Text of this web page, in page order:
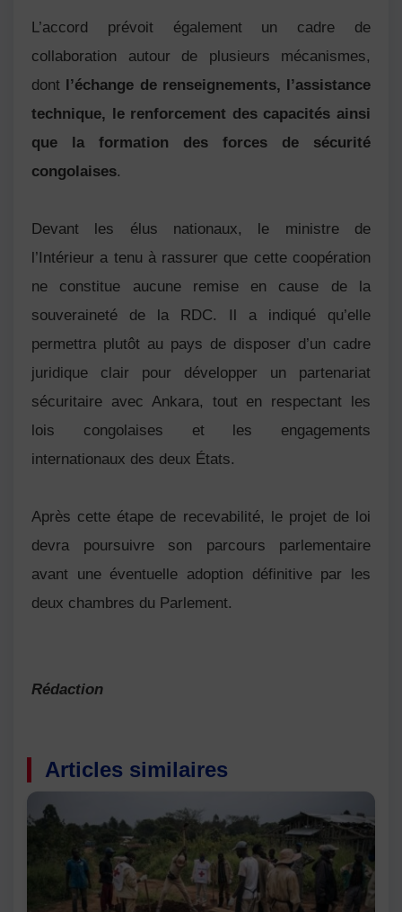
L’accord prévoit également un cadre de
collaboration autour de plusieurs mécanismes,
dont l’échange de renseignements, l’assistance
technique, le renforcement des capacités ainsi
que la formation des forces de sécurité
congolaises.
Devant les élus nationaux, le ministre de
l’Intérieur a tenu à rassurer que cette coopération
ne constitue aucune remise en cause de la
souveraineté de la RDC. Il a indiqué qu’elle
permettra plutôt au pays de disposer d’un cadre
juridique clair pour développer un partenariat
sécuritaire avec Ankara, tout en respectant les
lois congolaises et les engagements
internationaux des deux États.
Après cette étape de recevabilité, le projet de loi
devra poursuivre son parcours parlementaire
avant une éventuelle adoption définitive par les
deux chambres du Parlement.
Rédaction
Articles similaires